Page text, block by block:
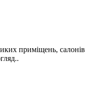
приміщень, салонів